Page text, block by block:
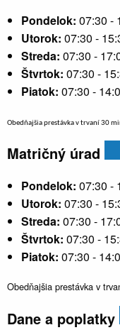
Pondelok: 07:30 -
Utorok: 07:30 -
Streda: 07:30 -
Štvrtok: 07:30 -
Piatok: 07:30 -
Obedňajšia prestávka v trvaní 30
Matričný úrad
Pondelok: 07:30 -
Utorok: 07:30 -
Streda: 07:30 -
Štvrtok: 07:30 -
Piatok: 07:30 -
Obedňajšia prestávka v
Dane a poplatky